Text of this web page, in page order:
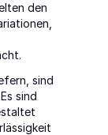
den
sind
sind